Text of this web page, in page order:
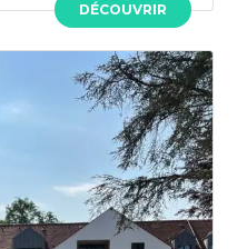
DÉCOUVRIR